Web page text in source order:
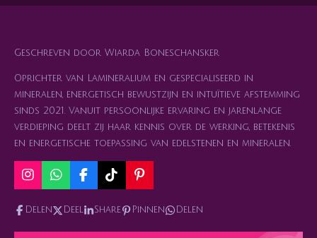
Geschreven door Wiarda Boneschansker
Oprichter van Lamineralium en gespecialiseerd in
mineralen, energetisch bewustzijn en intuïtieve afstemming
sinds 2021. Vanuit persoonlijke ervaring en jarenlange
verdieping deelt zij haar kennis over de werking, betekenis
en energetische toepassing van edelstenen en mineralen.
I
n
s
a
W
h
a
t
s
F
a
c
e
b
T
i
k
o
P
i
n
e
Delen Deel Share Pinnen Delen